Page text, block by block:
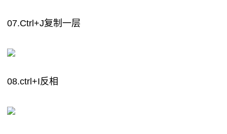
07.Ctrl+J复制一层
08.ctrl+I反相